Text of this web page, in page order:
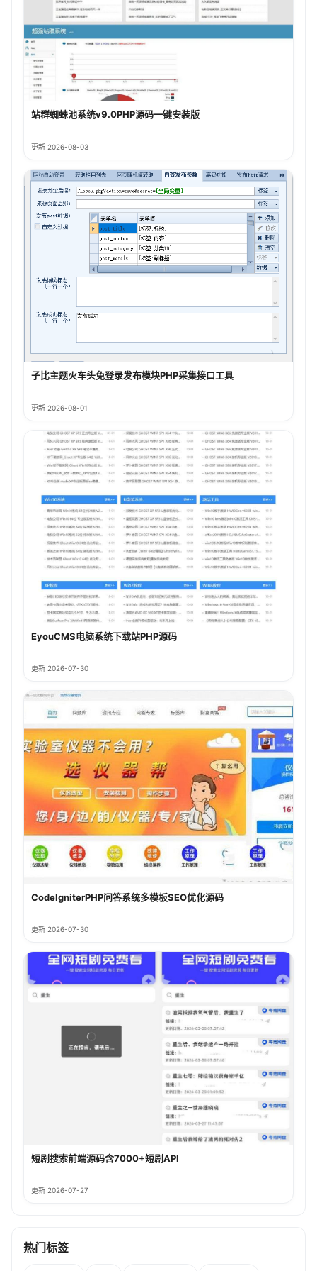
站群蜘蛛池系统v9.0PHP源码一键安装版
更新 2026-08-03
子比主题火车头免登录发布模块PHP采集接口工具
更新 2026-08-01
EyouCMS电脑系统下载站PHP源码
更新 2026-07-30
CodeIgniterPHP问答系统多模板SEO优化源码
更新 2026-07-30
短剧搜索前端源码含7000+短剧API
更新 2026-07-27
热门标签